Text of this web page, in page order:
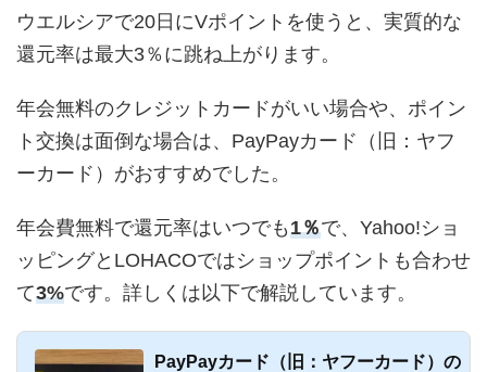
ウエルシアで20日にVポイントを使うと、実質的な
還元率は最大3％に跳ね上がります。
年会無料のクレジットカードがいい場合や、ポイン
ト交換は面倒な場合は、PayPayカード（旧：ヤフ
ーカード）がおすすめでした。
年会費無料で還元率はいつでも1％で、Yahoo!ショ
ッピングとLOHACOではショップポイントも合わせ
て3%です。詳しくは以下で解説しています。
PayPayカード（旧：ヤフーカード）の